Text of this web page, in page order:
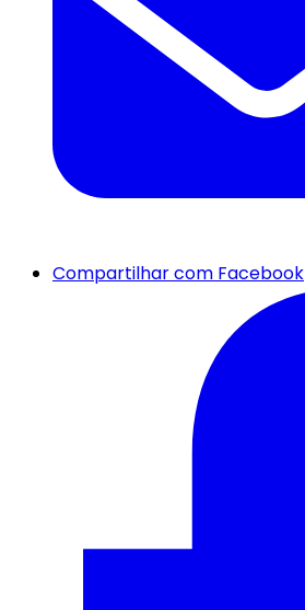
Compartilhar com Facebook